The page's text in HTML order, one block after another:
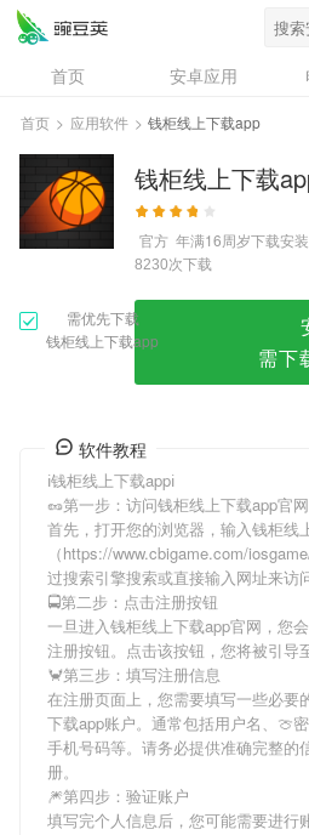
首页 安卓应用
资讯
专题
首页 > 应用软件 > 钱柜线上下载app
钱柜线上下载
官方 年满16周岁下载安装
8230次下载
需优先下载
钱柜线上下载app
需下
软件教程
ℹ钱柜线上下载appℹ
🥜第一步：访问钱柜线上下载app官网
首先，打开您的浏览器，输入钱柜线
（https://www.cbigame.com/
过搜索引擎搜索或直接输入网址来访问
🚍第二步：点击注册按钮
一旦进入钱柜线上下载app官网，您
注册按钮。点击该按钮，您将被引导
🦀第三步：填写注册信息
在注册页面上，您需要填写一些必要
下载app账户。通常包括用户名、🍈
手机号码等。请务必提供准确完整的
册。
🎆第四步：验证账户
填写完个人信息后，您可能需要进行